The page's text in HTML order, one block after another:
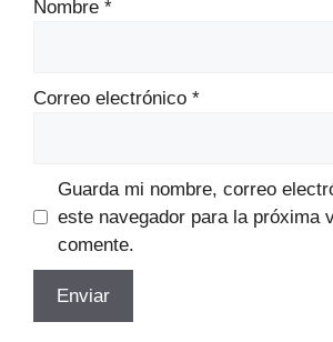
Nombre *
Correo electrónico *
Guarda mi nombre, correo
este navegador para la próxima
comente.